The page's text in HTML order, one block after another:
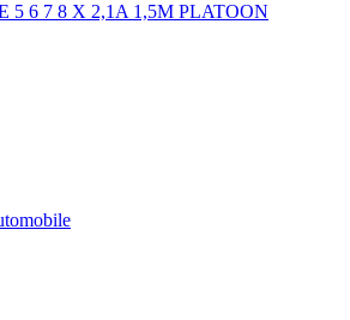
5 6 7 8 X 2,1A 1,5M PLATOON